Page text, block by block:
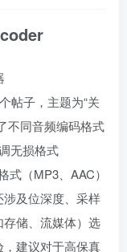
帖子，主题为“关
不同音频编码格式
无损格式
式（MP3、AAC）
及位深度、采样
储、流媒体）选
建议对于高保真